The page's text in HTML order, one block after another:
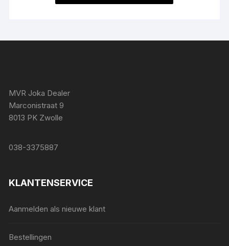
MVR Joka Dealer
Marconistraat 9
8013 PK Zwolle
038-3375887
KLANTENSERVICE
Aanmelden als nieuwe klant
Bestellingen